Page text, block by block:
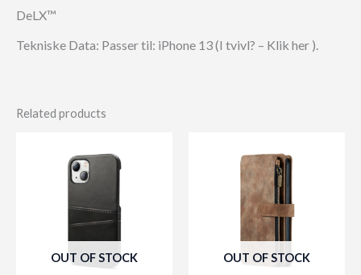
DeLX™
Tekniske Data: Passer til: iPhone 13 (I tvivl? – Klik her ).
Related products
OUT OF STOCK OUT OF STOCK